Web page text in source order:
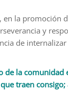
la
y
de
la
traen